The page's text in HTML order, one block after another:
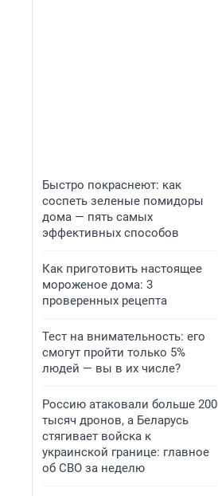
Быстро покраснеют: как
соспеть зеленые помидоры
дома — пять самых
эффективных способов
Как приготовить настоящее
мороженое дома: 3
проверенных рецепта
Тест на внимательность: его
смогут пройти только 5%
людей — вы в их числе?
Россию атаковали больше 200
тысяч дронов, а Беларусь
стягивает войска к
украинской границе: главное
об СВО за неделю